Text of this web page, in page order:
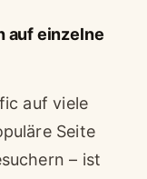
auf einzelne
auf viele
Seite
– ist